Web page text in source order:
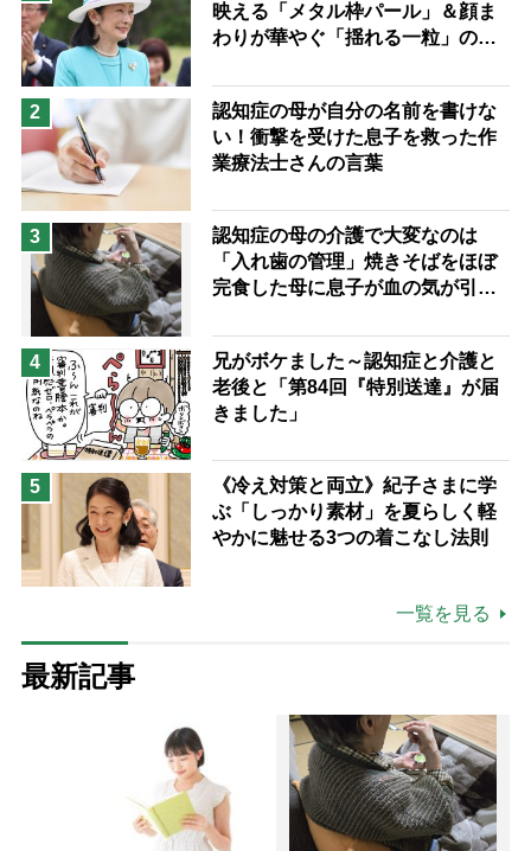
息子の遠距離介護サバイバル術
兄がボケました
予防法
映える「メタル枠パール」＆顔ま
わりが華やぐ「揺れる一粒」の使
2
認知症の母が自分の名前を書けな
い！衝撃を受けた息子を救った作
業療法士さんの言葉
3
認知症の母の介護で大変なのは
「入れ歯の管理」焼きそばをほぼ
完食した母に息子が血の気が引い
4
兄がボケました～認知症と介護と
老後と「第84回『特別送達』が届
きました」
5
《冷え対策と両立》紀子さまに学
ぶ「しっかり素材」を夏らしく軽
やかに魅せる3つの着こなし法則
一覧を見る
最新記事